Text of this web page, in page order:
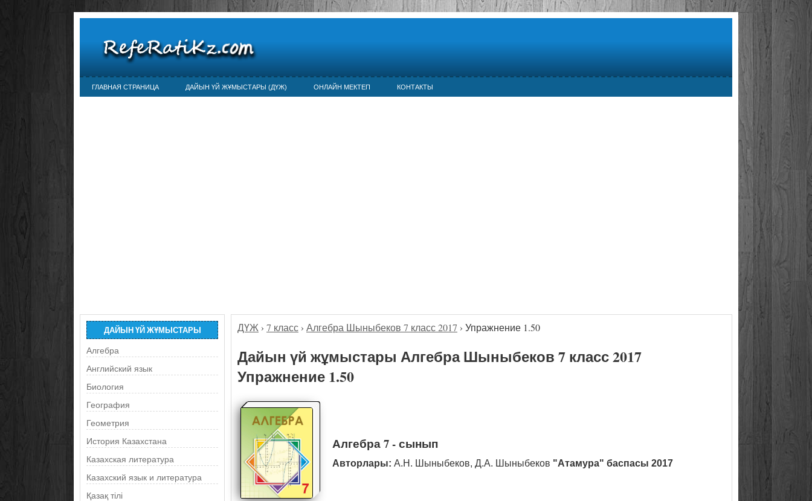
ГЛАВНАЯ СТРАНИЦА ДАЙЫН ҮЙ ЖҰМЫСТАРЫ (ДҮЖ) ОНЛАЙН МЕКТЕП КОНТАКТЫ
ДАЙЫН ҮЙ ЖҰМЫСТАРЫ
Алгебра
Английский язык
Биология
География
Геометрия
История Казахстана
Казахская литература
Казахский язык и литература
Қазақ тілі
ДҮЖ › 7 класс › Алгебра Шыныбеков 7 класс 2017 › Упражнение 1.50
Дайын үй жұмыстары Алгебра Шыныбеков 7 класс 2017
Упражнение 1.50
Алгебра 7 - сынып
Авторлары: А.Н. Шыныбеков, Д.А. Шыныбеков "Атамура" баспасы 2017